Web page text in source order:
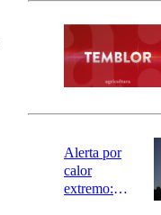
río Damas:
activa
mensajería
SAE
Alerta por
calor
extremo: